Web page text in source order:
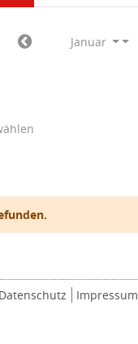
Januar
Datenschutz Impressum